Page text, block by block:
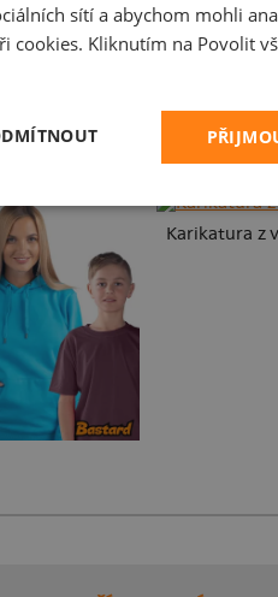
Fušál
Karikatura z
sítí a abychom mohli
cookies. Kliknutím na Povolit